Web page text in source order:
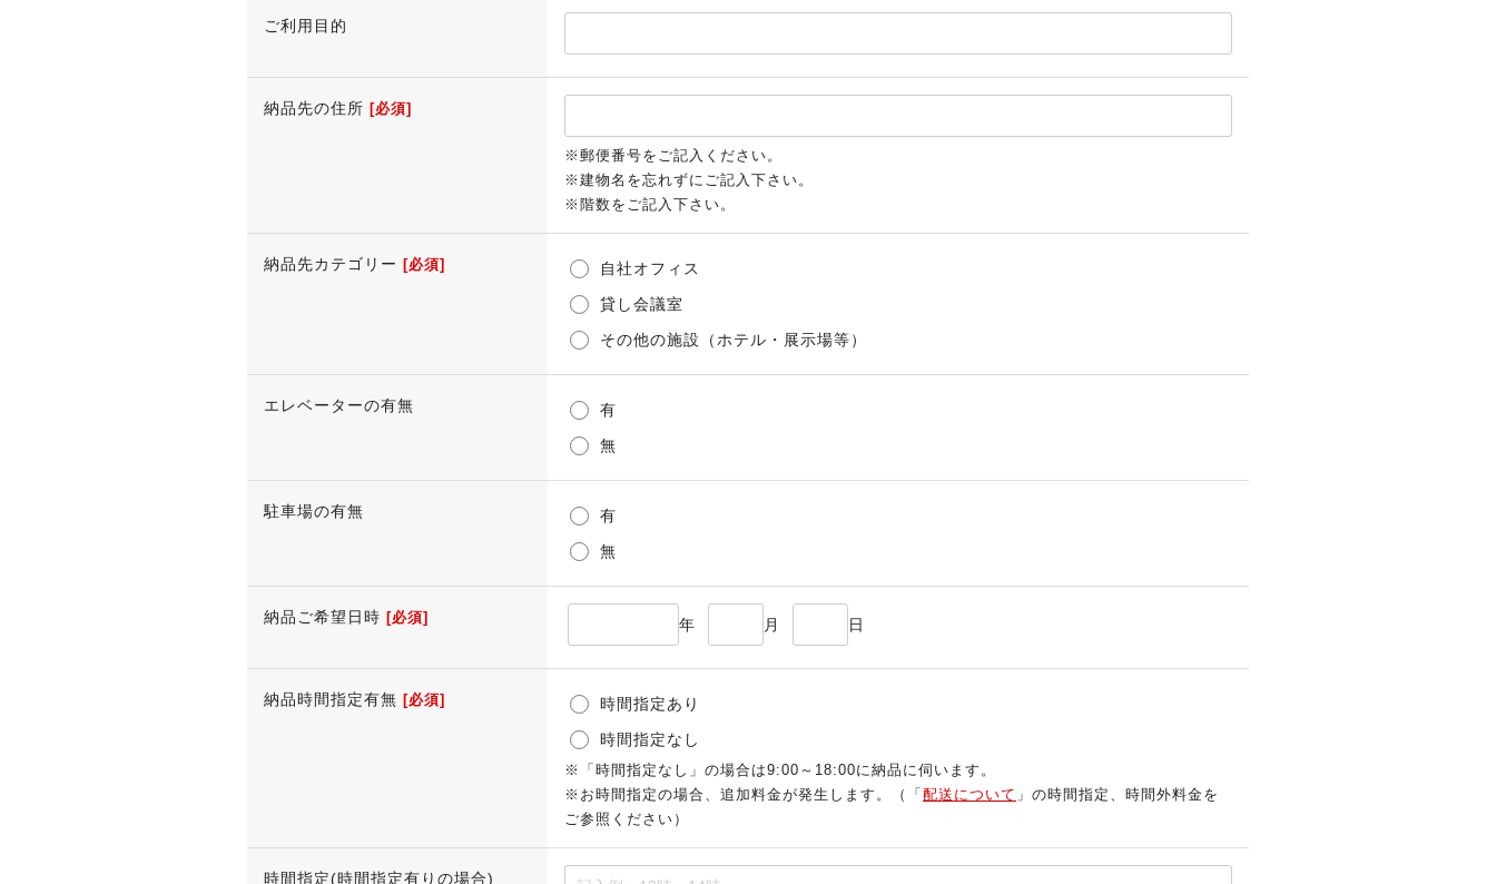
ご利用目的
納品先の住所 [必須]
※郵便番号をご記入ください。
※建物名を忘れずにご記入下さい。
※階数をご記入下さい。
納品先カテゴリー [必須]
自社オフィス
貸し会議室
その他の施設（ホテル・展示場等）
エレベーターの有無
有
無
駐車場の有無
有
無
納品ご希望日時 [必須] 年 月 日
納品時間指定有無 [必須]
時間指定あり
時間指定なし
※「時間指定なし」の場合は9:00～18:00に納品に伺います。
※お時間指定の場合、追加料金が発生します。（「 配送について 」の時間指定、時間外料金を
ご参照ください）
時間指定(時間指定有りの場合)